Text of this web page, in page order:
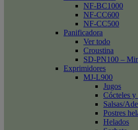
NF-BC1000
NF-CC600
NF-CC500
Panificadora
Ver todo
Croustina
SD-PN100 –
Exprimidores
MJ-L900
Jugos
Cócteles y
Salsas/
Postres
Helados